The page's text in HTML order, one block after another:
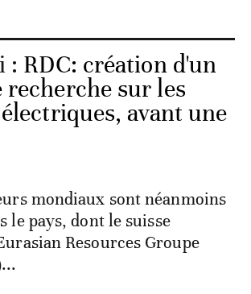
: RDC: création d'un
recherche sur les
avant une
mondiaux sont néanmoins
le pays, dont le suisse
Resources Groupe